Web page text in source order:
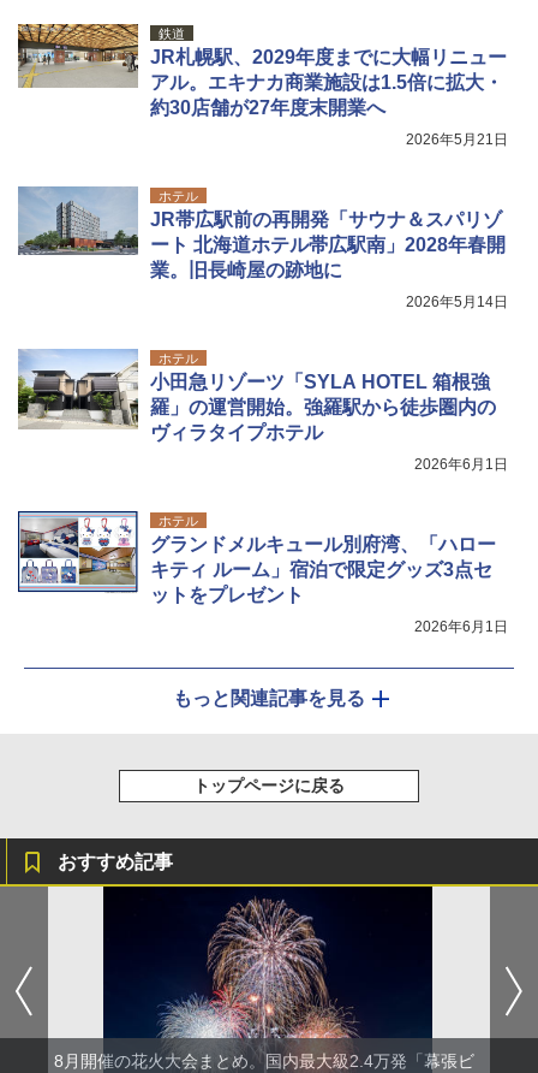
鉄道
JR札幌駅、2029年度までに大幅リニュー
アル。エキナカ商業施設は1.5倍に拡大・
約30店舗が27年度末開業へ
2026年5月21日
ホテル
JR帯広駅前の再開発「サウナ＆スパリゾ
ート 北海道ホテル帯広駅南」2028年春開
業。旧長崎屋の跡地に
2026年5月14日
ホテル
小田急リゾーツ「SYLA HOTEL 箱根強
羅」の運営開始。強羅駅から徒歩圏内の
ヴィラタイプホテル
2026年6月1日
ホテル
グランドメルキュール別府湾、「ハロー
キティ ルーム」宿泊で限定グッズ3点セ
ットをプレゼント
2026年6月1日
もっと関連記事を見る
トップページに戻る
おすすめ記事
8月開催の花火大会まとめ。国内最大級2.4万発「幕張ビ